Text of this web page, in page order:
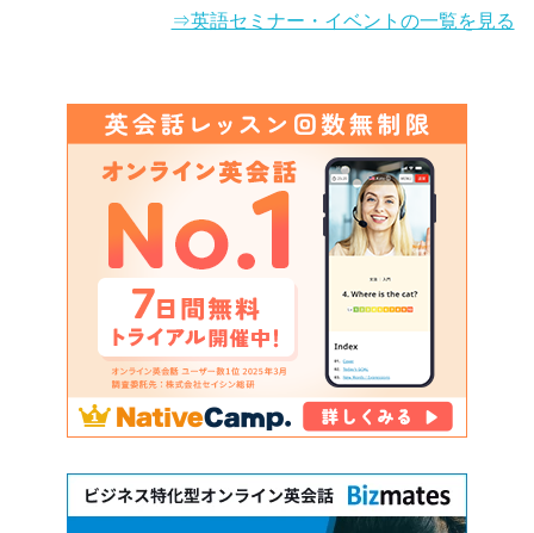
⇒英語セミナー・イベントの一覧を見る